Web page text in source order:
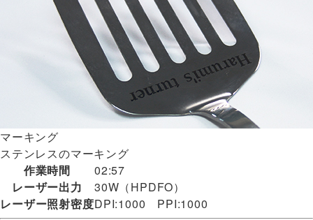
マーキング
ステンレスのマーキング
作業時間
02:57
レーザー出力
30W（HPDFO）
レーザー照射密度DPI:1000 PPI:1000